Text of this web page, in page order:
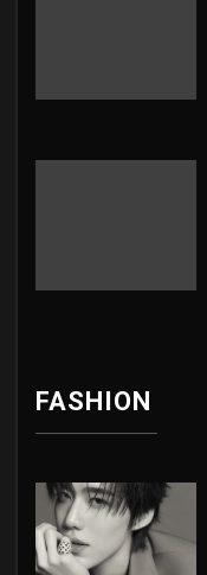
FASHION